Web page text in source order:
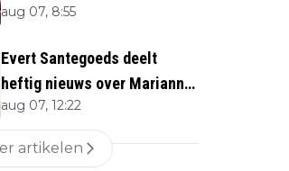
aug 07, 8:55
Evert Santegoeds deelt
heftig nieuws over Marianne
Weber (70)
aug 07, 12:22
artikelen